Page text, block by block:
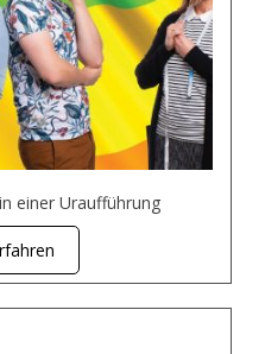
einer Uraufführung